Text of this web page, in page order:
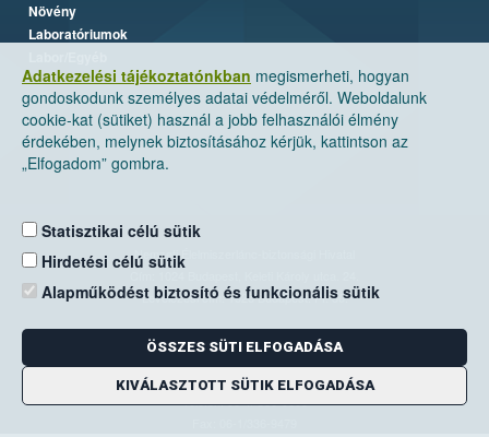
Adatkezelési tájékoztatónkban megismerheti, hogyan
gondoskodunk személyes adatai védelméről. Weboldalunk
cookie-kat (sütiket) használ a jobb felhasználói élmény
érdekében, melynek biztosításához kérjük, kattintson az
„Elfogadom” gombra.
Statisztikai célú sütik
Hirdetési célú sütik
Alapműködést biztosító és funkcionális sütik
ÖSSZES SÜTI ELFOGADÁSA
KIVÁLASZTOTT SÜTIK ELFOGADÁSA
Növény
Laboratóriumok
Nemzeti Élelmiszerlánc-biztonsági Hivatal
Levelezési cím: 1525 Budapest. Pf. 30.
E-mail:ugyfelszolgalat@nebih.gov.hu
Zöld szám: 06-80/263-244
Telefon: 06-1/ 336-9000